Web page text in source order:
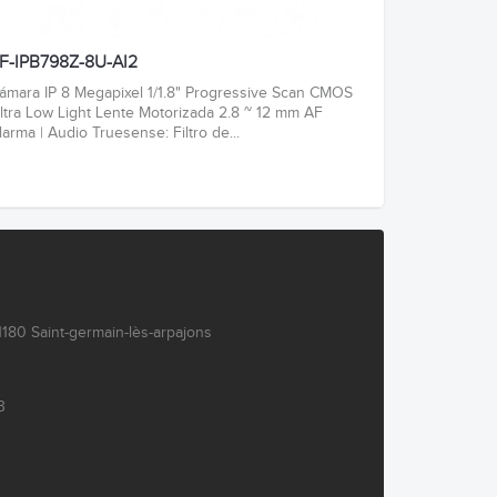
IPB798Z-8U-AI2
IP 8 Megapixel 1/1.8" Progressive Scan CMOS
Low Light Lente Motorizada 2.8 ~ 12 mm AF
| Audio Truesense: Filtro de...
Saint-germain-lès-arpajons